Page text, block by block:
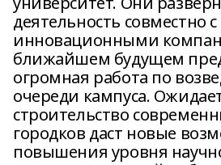
деятельность совместно с
инновационными
ближайшем будущем
огромная работа по
очереди кампуса.
строительство
городков даст новые
повышения уровня